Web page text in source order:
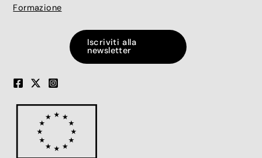
Formazione
Iscriviti alla
newsletter